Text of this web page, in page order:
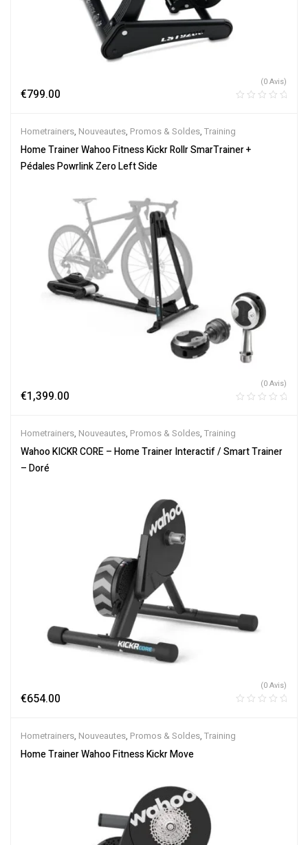
€799.00
(0 Avis)
Hometrainers, Nouveautes, Promos & Soldes, Training
Home Trainer Wahoo Fitness Kickr Rollr SmarTrainer +
Pédales Powrlink Zero Left Side
€1,399.00
(0 Avis)
Hometrainers, Nouveautes, Promos & Soldes, Training
Wahoo KICKR CORE – Home Trainer Interactif / Smart Trainer
– Doré
€654.00
(0 Avis)
Hometrainers, Nouveautes, Promos & Soldes, Training
Home Trainer Wahoo Fitness Kickr Move